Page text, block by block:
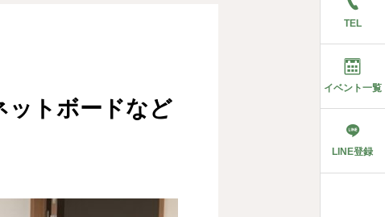
TEL
イベント一覧
LINE登録
ットボードなど